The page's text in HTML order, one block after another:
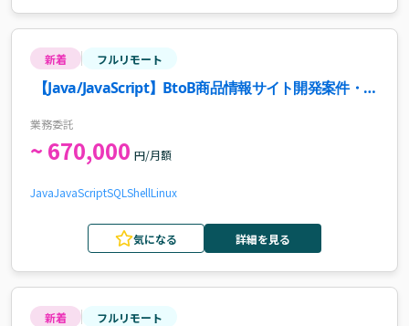
新着 フルリモート
【Java/JavaScript】BtoB商品情報サイト開発案件・求
業務委託
~ 670,000 円/月額
JavaJavaScriptSQL ShellLinux
気になる 詳細を見る
新着 フルリモート